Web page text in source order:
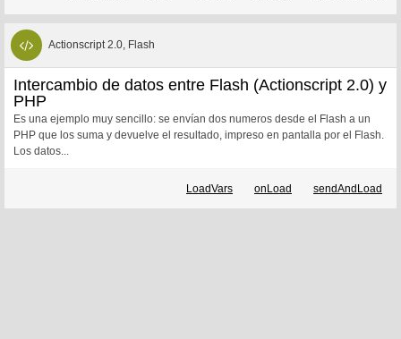
Actionscript 2.0, Flash
Intercambio de datos entre Flash (Actionscript 2.0) y
PHP
Es una ejemplo muy sencillo: se envían dos numeros desde el Flash a un
PHP que los suma y devuelve el resultado, impreso en pantalla por el Flash.
Los datos...
LoadVars onLoad sendAndLoad